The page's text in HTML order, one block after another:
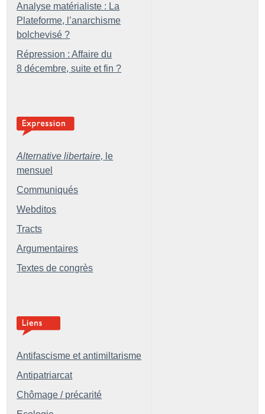
Analyse matérialiste : La
Plateforme, l’anarchisme
bolchevisé ?
Répression : Affaire du
8 décembre, suite et fin ?
Alternative libertaire, le
mensuel
Communiqués
Webditos
Tracts
Argumentaires
Textes de congrès
Antifascisme et antimiltarisme
Antipatriarcat
Chômage / précarité